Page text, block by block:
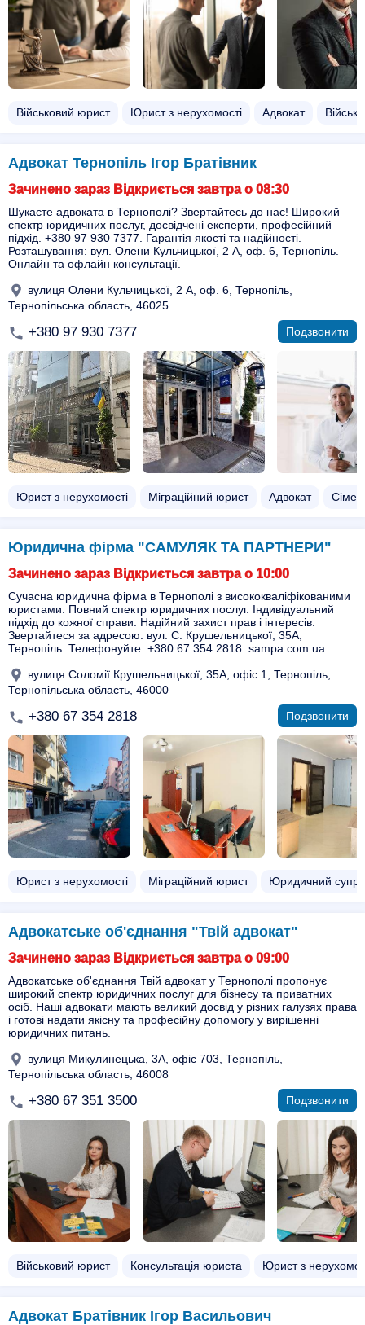
Військовий юрист Юрист з нерухомості Адвокат
Адвокат Тернопіль Ігор Братівник
Зачинено зараз Відкриється завтра о 08:30
Шукаєте адвоката в Тернополі? Звертайтесь до нас! Широкий
спектр юридичних послуг, досвідчені експерти, професійний
підхід. +380 97 930 7377. Гарантія якості та надійності.
Розташування: вул. Олени Кульчицької, 2 А, оф. 6, Тернопіль.
Онлайн та офлайн консультації.
вулиця Олени Кульчицької, 2 А, оф. 6, Тернопіль,
Тернопільська область, 46025
+380 97 930 7377 Подзвонити
Юрист з нерухомості Міграційний юрист Адвокат
Юридична фірма "САМУЛЯК ТА ПАРТНЕРИ"
Зачинено зараз Відкриється завтра о 10:00
Сучасна юридична фірма в Тернополі з висококваліфікованими
юристами. Повний спектр юридичних послуг. Індивідуальний
підхід до кожної справи. Надійний захист прав і інтересів.
Звертайтеся за адресою: вул. С. Крушельницької, 35А,
Тернопіль. Телефонуйте: +380 67 354 2818. sampa.com.ua.
вулиця Соломії Крушельницької, 35А, офіс 1, Тернопіль,
Тернопільська область, 46000
+380 67 354 2818 Подзвонити
Юрист з нерухомості Міграційний юрист Юридичний
Адвокатське об'єднання "Твій адвокат"
Зачинено зараз Відкриється завтра о 09:00
Адвокатське об'єднання Твій адвокат у Тернополі пропонує
широкий спектр юридичних послуг для бізнесу та приватних
осіб. Наші адвокати мають великий досвід у різних галузях права
і готові надати якісну та професійну допомогу у вирішенні
юридичних питань.
вулиця Микулинецька, 3А, офіс 703, Тернопіль,
Тернопільська область, 46008
+380 67 351 3500 Подзвонити
Військовий юрист Консультація юриста Юрист з
Адвокат Братівник Ігор Васильович